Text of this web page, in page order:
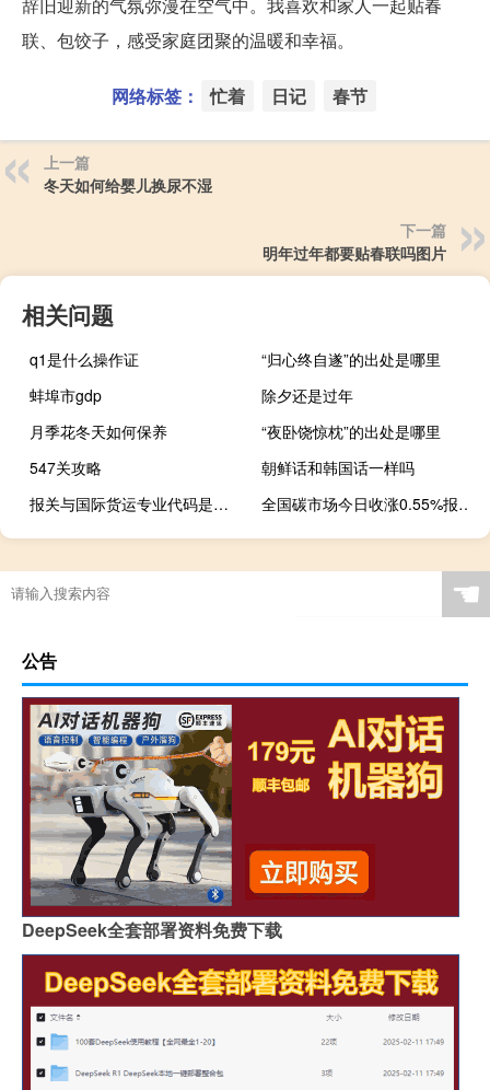
辞旧迎新的气氛弥漫在空气中。我喜欢和家人一起贴春
联、包饺子，感受家庭团聚的温暖和幸福。
网络标签： 忙着 日记 春节
上一篇
冬天如何给婴儿换尿不湿
下一篇
明年过年都要贴春联吗图片
相关问题
q1是什么操作证
“归心终自遂”的出处是哪里
蚌埠市gdp
除夕还是过年
月季花冬天如何保养
“夜卧饶惊枕”的出处是哪里
547关攻略
朝鲜话和韩国话一样吗
报关与国际货运专业代码是什么
全国碳市场今日收涨0.55%报81.67元/吨
☚
公告
DeepSeek全套部署资料免费下载